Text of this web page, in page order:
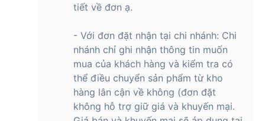
14.1 dựa trên Android 14 ngay khi xuất xưởng. Sự kết hợp
này đảm bảo điện thoại có thể xử lý mọi tác vụ bạn cần
dùng, từ các phiên chơi game chuyên sâu đến đa nhiệm với
nhiều ứng dụng.
ColorOS 14.1 mang đến giao diện người dùng mới mẻ và trực
tiết về đơn ạ.
- Với đơn đặt nhận tại chi nhánh: Chi
nhánh chỉ ghi nhận thông tin muốn
mua của khách hàng và kiểm tra có
thể điều chuyển sản phẩm từ kho
hàng lân cận về không (đơn đặt
không hỗ trợ giữ giá và khuyến mại.